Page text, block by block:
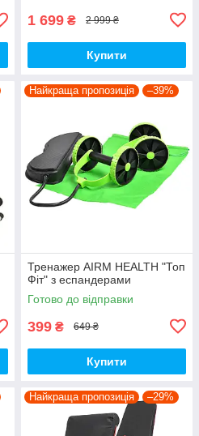
1 699 ₴ 2 999 ₴
Купити
Найкраща пропозиція –39%
Тренажер AIRM HEALTH "Топ
Фіт" з еспандерами
Готово до відправки
399 ₴ 649 ₴
Купити
Найкраща пропозиція –29%